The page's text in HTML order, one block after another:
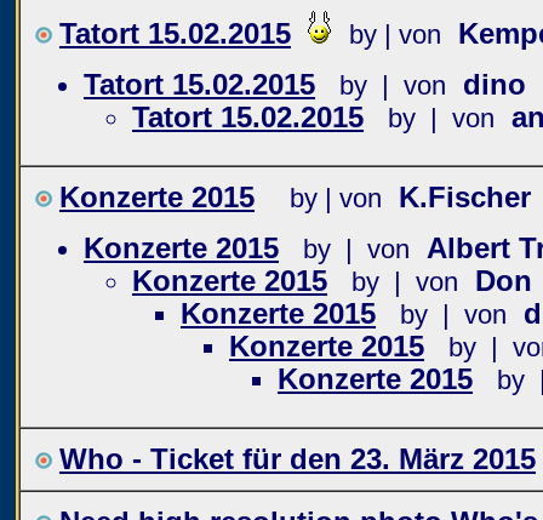
Tatort 15.02.2015 by | von
Tatort 15.02.2015
by | von
dino
Tatort 15.02.2015
by | von
Konzerte 2015 by | von
K.Fischer
Konzerte 2015
by | von
Albert
Konzerte 2015
by | von
Don
Konzerte 2015
by | von
Konzerte 2015
by |
Konzerte 2015 by
Who - Ticket für den 23. März 2015